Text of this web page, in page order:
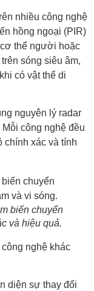
nhiều công nghệ
hồng ngoại (PIR)
thể người hoặc
sóng siêu âm,
có vật thể di
nguyên lý radar
công nghệ đều
chính xác và tính
biến chuyển
và hiệu quả.
nghệ khác
diện sự thay đổi